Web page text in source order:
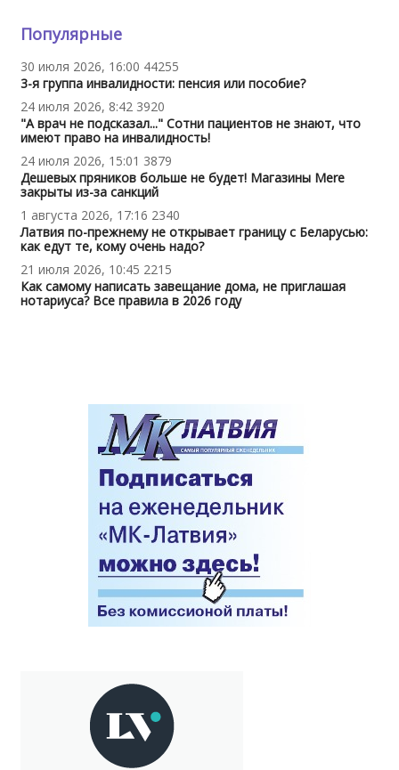
Популярные
30 июля 2026, 16:00 44255
3-я группа инвалидности: пенсия или пособие?
24 июля 2026, 8:42 3920
"А врач не подсказал..." Сотни пациентов не знают, что
имеют право на инвалидность!
24 июля 2026, 15:01 3879
Дешевых пряников больше не будет! Магазины Mere
закрыты из-за санкций
1 августа 2026, 17:16 2340
Латвия по-прежнему не открывает границу с Беларусью:
как едут те, кому очень надо?
21 июля 2026, 10:45 2215
Как самому написать завещание дома, не приглашая
нотариуса? Все правила в 2026 году